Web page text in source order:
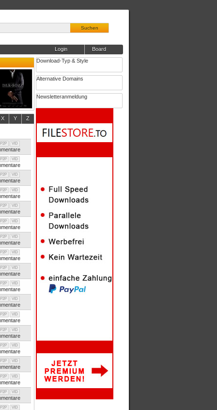
Suchen
Board
Login
Download-Typ & Style
Alternative Domains
Newsletteranmeldung
X Y Z
VID
P2P
VID
P2P
VID
P2P
VID
P2P
VID
P2P
VID
P2P
VID
P2P
VID
P2P
VID
P2P
VID
P2P
VID
P2P
VID
P2P
VID
P2P
VID
P2P
VID
P2P
VID
P2P
VID
P2P
VID
P2P